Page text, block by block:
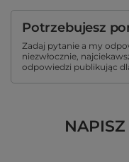
Potrzebujesz
Zadaj pytanie a my
niezwłocznie,
odpowiedzi publikując